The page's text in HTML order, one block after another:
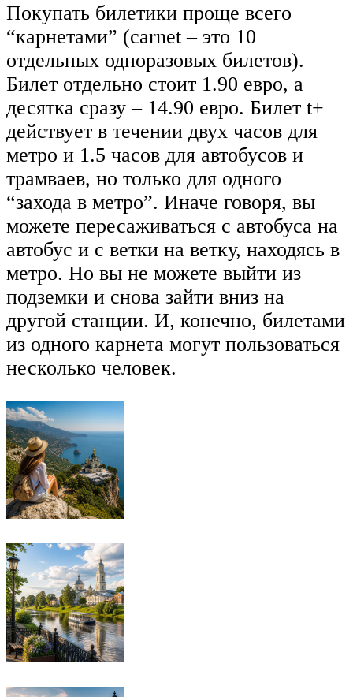
Покупать билетики проще всего
“карнетами” (carnet – это 10
отдельных одноразовых билетов).
Билет отдельно стоит 1.90 евро, а
десятка сразу – 14.90 евро. Билет t+
действует в течении двух часов для
метро и 1.5 часов для автобусов и
трамваев, но только для одного
“захода в метро”. Иначе говоря, вы
можете пересаживаться с автобуса на
автобус и с ветки на ветку, находясь в
метро. Но вы не можете выйти из
подземки и снова зайти вниз на
другой станции. И, конечно, билетами
из одного карнета могут пользоваться
несколько человек.